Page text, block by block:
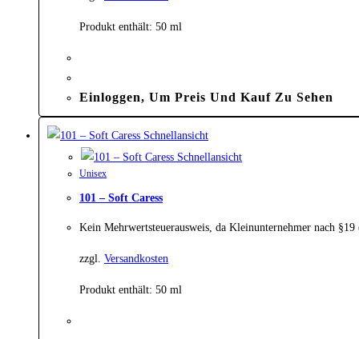
Produkt enthält: 50 ml
Einloggen, Um Preis Und Kauf Zu Sehen
Schnellansicht
Schnellansicht
Unisex
101 – Soft Caress
Kein Mehrwertsteuerausweis, da Kleinunternehmer nach
zzgl. Versandkosten
Produkt enthält: 50 ml